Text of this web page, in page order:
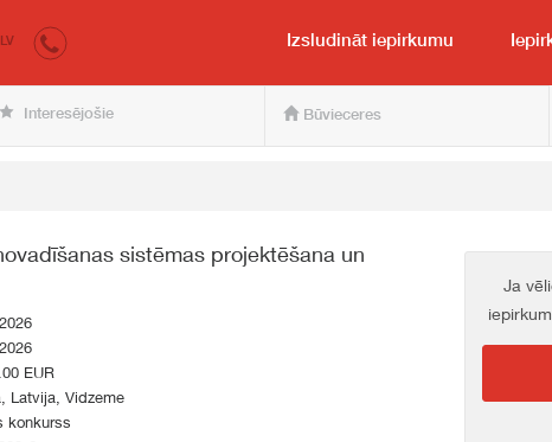
pircējam un pārdevējam
LV Izsludināt iepirkumu
Interesējošie Būvieceres
sistēmas projektēšana un
EUR
Latvija, Vidzeme
konkurss
Ja